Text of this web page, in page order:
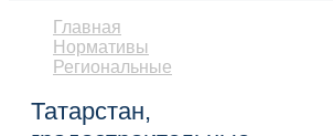
Главная
Нормативы
Региональные
Татарстан,